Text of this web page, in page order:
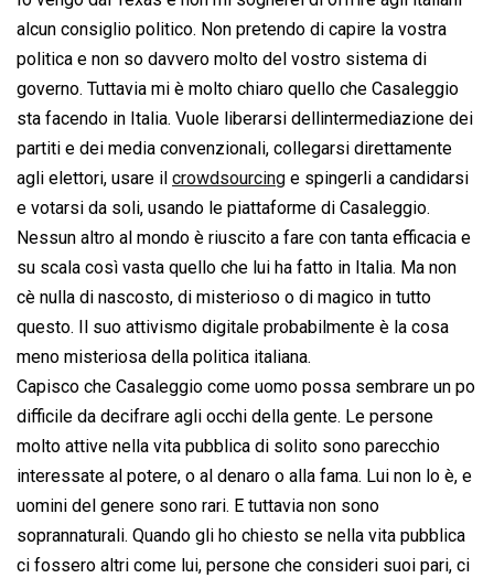
alcun consiglio politico. Non pretendo di capire la vostra
politica e non so davvero molto del vostro sistema di
governo. Tuttavia mi è molto chiaro quello che Casaleggio
sta facendo in Italia. Vuole liberarsi dellintermediazione dei
partiti e dei media convenzionali, collegarsi direttamente
agli elettori, usare il crowdsourcing e spingerli a candidarsi
e votarsi da soli, usando le piattaforme di Casaleggio.
Nessun altro al mondo è riuscito a fare con tanta efficacia e
su scala così vasta quello che lui ha fatto in Italia. Ma non
cè nulla di nascosto, di misterioso o di magico in tutto
questo. Il suo attivismo digitale probabilmente è la cosa
meno misteriosa della politica italiana.
Capisco che Casaleggio come uomo possa sembrare un po
difficile da decifrare agli occhi della gente. Le persone
molto attive nella vita pubblica di solito sono parecchio
interessate al potere, o al denaro o alla fama. Lui non lo è, e
uomini del genere sono rari. E tuttavia non sono
soprannaturali. Quando gli ho chiesto se nella vita pubblica
ci fossero altri come lui, persone che consideri suoi pari, ci